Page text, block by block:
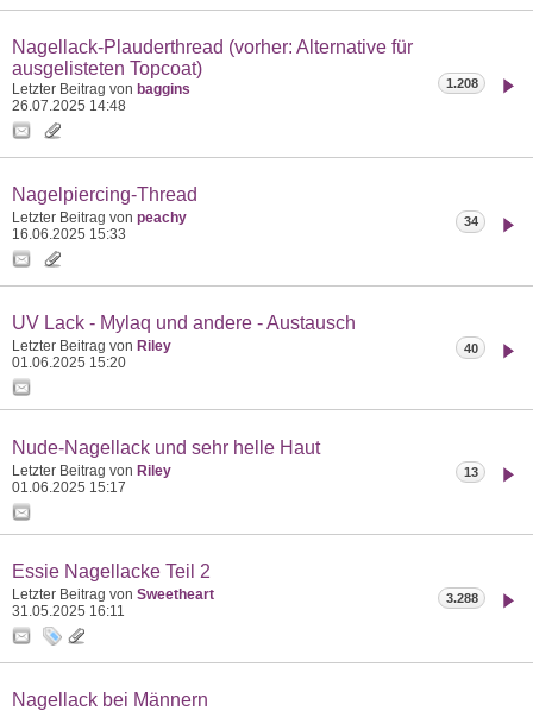
Nagellack-Plauderthread (vorher: Alternative für
ausgelisteten Topcoat)
Letzter Beitrag von baggins
26.07.2025 14:48
1.208
Nagelpiercing-Thread
Letzter Beitrag von peachy
16.06.2025 15:33
34
UV Lack - Mylaq und andere - Austausch
Letzter Beitrag von Riley
01.06.2025 15:20
40
Nude-Nagellack und sehr helle Haut
Letzter Beitrag von Riley
01.06.2025 15:17
13
Essie Nagellacke Teil 2
Letzter Beitrag von Sweetheart
31.05.2025 16:11
3.288
Nagellack bei Männern